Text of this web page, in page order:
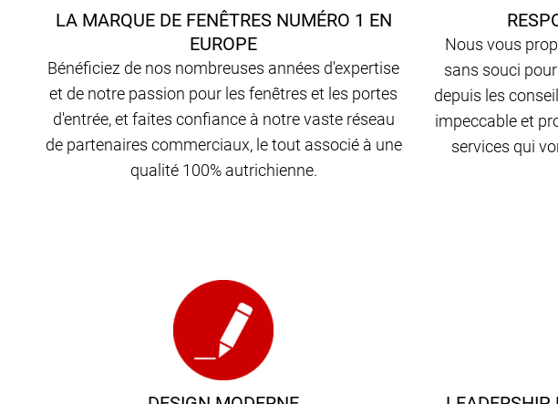
LA MARQUE DE FENÊTRES NUMÉRO 1 EN
EUROPE
Bénéficiez de nos nombreuses années d'expertise
et de notre passion pour les fenêtres et les portes
d'entrée, et faites confiance à notre vaste réseau
de partenaires commerciaux, le tout associé à une
qualité 100% autrichienne.
Nous vous
sans souci
depuis les
impeccable et
services qui